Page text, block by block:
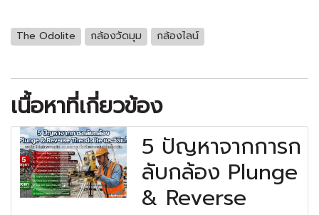
The Odolite กล้องวัดมุม กล้องไลน์
เนื้อหาที่เกี่ยวข้อง
5 ปัญหาจากการก
ลับกล้อง Plunge
& Reverse